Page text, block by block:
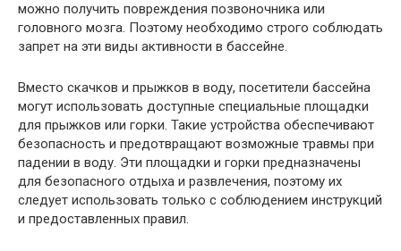
можно получить повреждения позвоночника или
головного мозга. Поэтому необходимо строго соблюдать
запрет на эти виды активности в бассейне.
Вместо скачков и прыжков в воду, посетители бассейна
могут использовать доступные специальные площадки
для прыжков или горки. Такие устройства обеспечивают
безопасность и предотвращают возможные травмы при
падении в воду. Эти площадки и горки предназначены
для безопасного отдыха и развлечения, поэтому их
следует использовать только с соблюдением инструкций
и предоставленных правил.